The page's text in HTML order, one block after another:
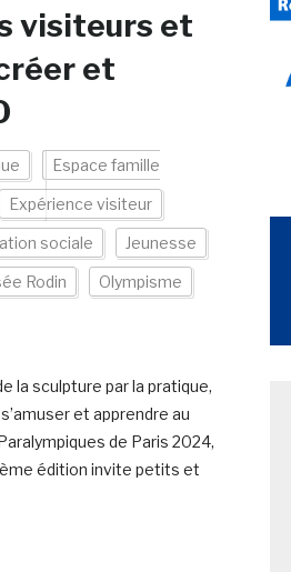
visiteurs et
et
Espace famille
Expérience visiteur
sociale Jeunesse
Rodin
Olympisme
la sculpture par la pratique,
et apprendre au
de Paris 2024,
édition invite petits et